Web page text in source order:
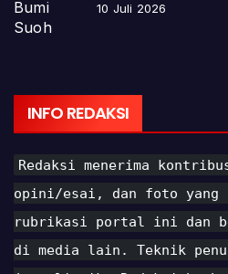
10 Juli 2026
INFO REDAKSI
Redaksi menerima
opini/esai, dan foto yang
rubrikasi portal ini dan
di media lain. Teknik